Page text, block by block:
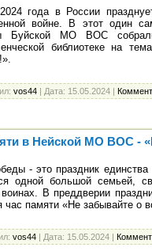
года в России
войне. В этот один
Буйской МО ВОС
библиотеке на
vos44 | Дата: 15.05.2024 |
в Нейской МО ВОС -
- это праздник
одной большой семьей,
воинах. В преддверии
час памяти «Не забывайте о
vos44 | Дата: 15.05.2024 |